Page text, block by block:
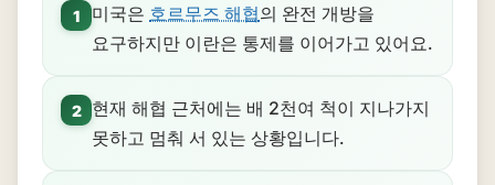
1 미국은 호르무즈 해협의 완전 개방을
요구하지만 이란은 통제를 이어가고 있어요.
2
현재 해협 근처에는 배 2천여 척이 지나가지
못하고 멈춰 서 있는 상황입니다.